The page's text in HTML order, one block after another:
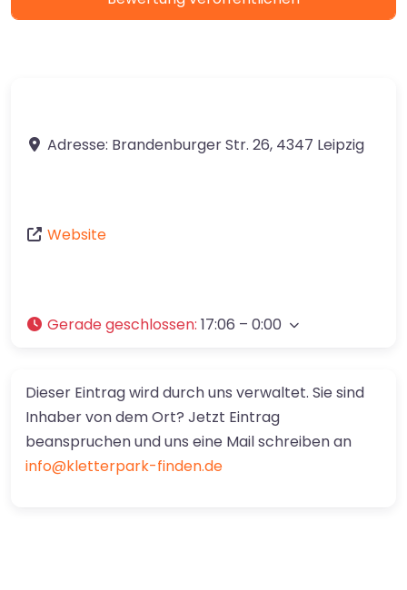
Adresse: Brandenburger Str. 26, 4347 Leipzig
Website
Gerade geschlossen: 17:06 – 0:00
Dieser Eintrag wird durch uns verwaltet. Sie sind
Inhaber von dem Ort? Jetzt Eintrag
beanspruchen und uns eine Mail schreiben an
info@kletterpark-finden.de